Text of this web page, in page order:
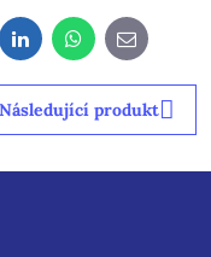
LinkedInWhatsApp
E-
mail
Následující produkt